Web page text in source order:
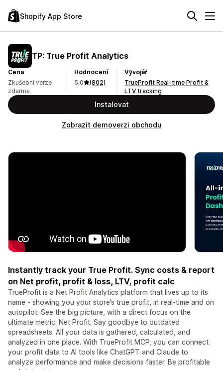
Shopify App Store
TP: True Profit Analytics
Cena
Zkušební verze
zdarma
Hodnocení
5,0
(802)
Vývojář
TrueProfit Real-time Profit &
LTV tracking
Instalovat
Zobrazit demoverzi obchodu
Instantly track your True Profit. Sync costs & report
on Net profit, profit & loss, LTV, profit calc
TrueProfit is a Net Profit Analytics platform that lives up to its
name - showing you your store’s true profit, in real-time and on
autopilot. See the big picture, with a direct focus on the
ultimate metric: Net Profit. Say goodbye to outdated
spreadsheets. All your data is gathered, calculated, and
analyzed in one place. With TrueProfit MCP, you can connect
your profit data to AI tools like ChatGPT and Claude to
analyze performance and make decisions faster. Be profitable